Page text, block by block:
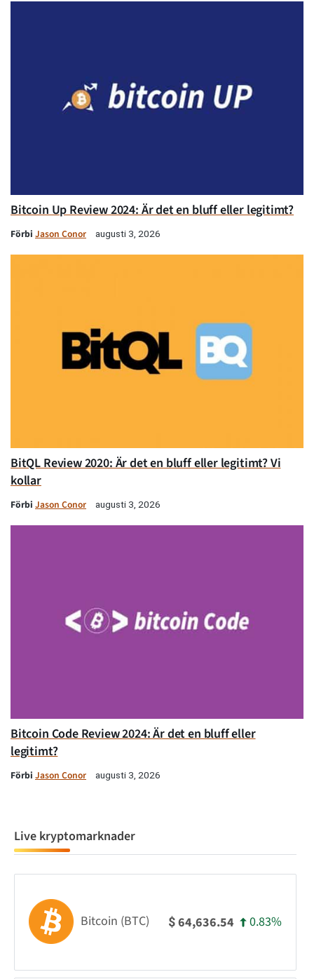
Bitcoin Up Review 2024: Är det en bluff eller legitimt?
Förbi Jason Conor augusti 3, 2026
BitQL Review 2020: Är det en bluff eller legitimt? Vi
kollar
Förbi Jason Conor augusti 3, 2026
Bitcoin Code Review 2024: Är det en bluff eller
legitimt?
Förbi Jason Conor augusti 3, 2026
Live kryptomarknader
Bitcoin (BTC) $64,636.54 0.83%